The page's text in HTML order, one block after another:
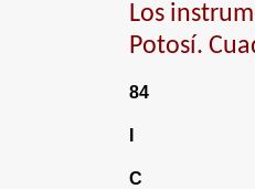
Los
Potosí.
84
C